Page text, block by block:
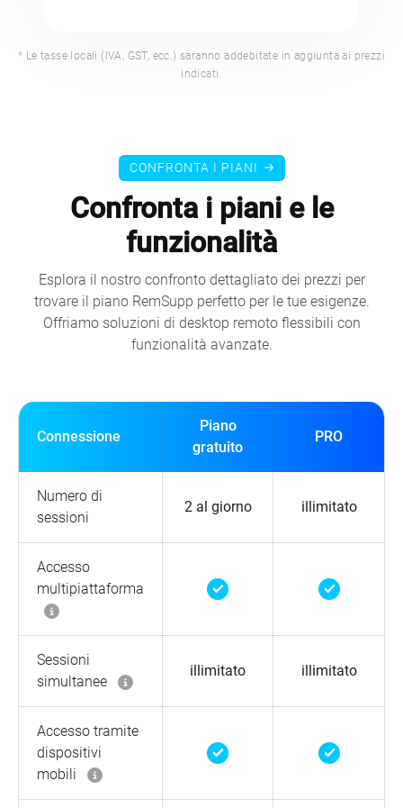
* Le tasse locali (IVA, GST, ecc.) saranno addebitate in aggiunta ai prezzi
indicati.
CONFRONTA I PIANI
Confronta i piani e le
funzionalità
Esplora il nostro confronto dettagliato dei prezzi per
trovare il piano RemSupp perfetto per le tue esigenze.
Offriamo soluzioni di desktop remoto flessibili con
funzionalità avanzate.
Connessione
Piano
gratuito
PRO
Numero di
sessioni
2 al giorno illimitato
Accesso
multipiattaforma
Sessioni
simultanee
illimitato illimitato
Accesso tramite
dispositivi
mobili